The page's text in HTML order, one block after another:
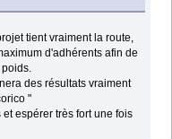
tient vraiment la route,
d'adhérents afin de
des résultats vraiment
"
espérer très fort une fois